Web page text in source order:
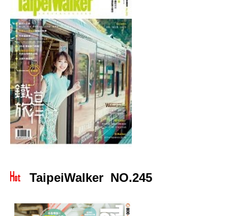
TaipeiWalker NO.245